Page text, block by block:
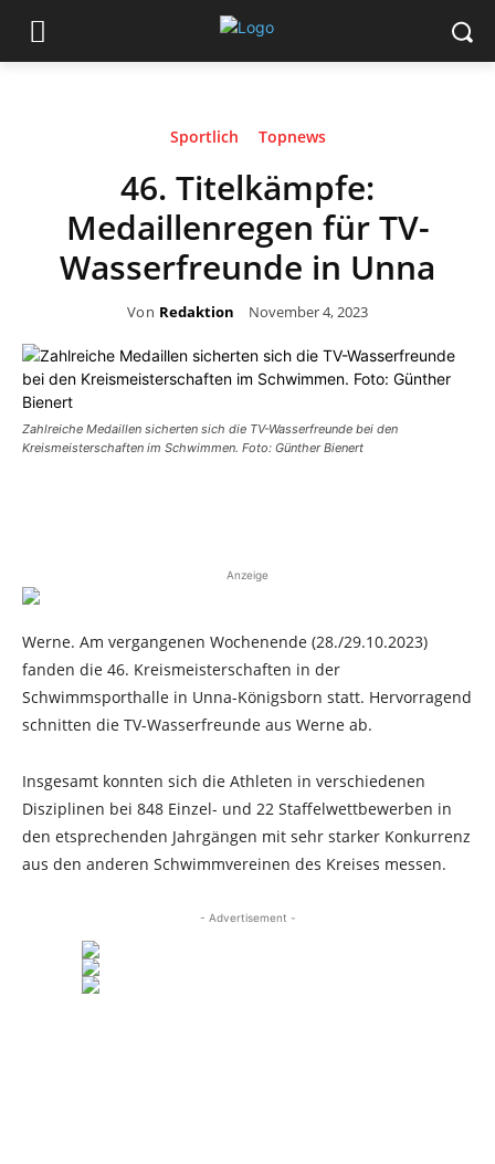
Sportlich Topnews
46. Titelkämpfe:
Medaillenregen für TV-
Wasserfreunde in Unna
Von Redaktion November 4, 2023
Zahlreiche Medaillen sicherten sich die TV-Wasserfreunde bei den
Kreismeisterschaften im Schwimmen. Foto: Günther Bienert
Anzeige
Werne. Am vergangenen Wochenende (28./29.10.2023)
fanden die 46. Kreismeisterschaften in der
Schwimmsporthalle in Unna-Königsborn statt. Hervorragend
schnitten die TV-Wasserfreunde aus Werne ab.
Insgesamt konnten sich die Athleten in verschiedenen
Disziplinen bei 848 Einzel- und 22 Staffelwettbewerben in
den etsprechenden Jahrgängen mit sehr starker Konkurrenz
aus den anderen Schwimmvereinen des Kreises messen.
- Advertisement -